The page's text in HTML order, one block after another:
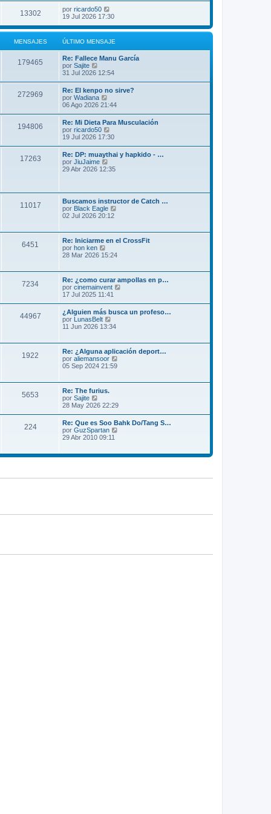
13302 por ricardo50
19 Jul 2026 17:30
MENSAJES ÚLTIMO MENSAJE
179465
Re: Fallece Manu García
por Sajite
e
l
t
i
m
o
m
e
n
s
a
j
e
31 Jul 2026 12:54
272969
Re: El kenpo no sirve?
por Wadiana
e
l
t
i
m
o
e
a
j
e
06 Ago 2026 21:44
194806
Re: Mi Dieta Para Musculación
por ricardo50
e
l
t
i
m
e
n
s
j
e
19 Jul 2026 17:30
17263
Re: DP: muaythai y hapkido - …
por JiuJaime
e
i
m
o
e
n
a
e
29 Abr 2026 12:35
11017
Buscamos instructor de Catch …
por Black Eagle
t
m
m
e
n
a
j
e
02 Jul 2026 20:12
6451
Re: Iniciarme en el CrossFit
por hon ken
e
t
i
m
o
m
e
n
a
j
e
28 Mar 2026 15:24
7234
Re: ¿como curar ampollas en p…
por cinemainvent
l
o
m
a
17 Jul 2025 11:41
44967
¿Alguien más busca un profeso…
por LunasBelt
e
l
t
i
m
m
s
a
e
11 Jun 2026 13:34
1922
Re: ¿Alguna aplicación deport…
por aliemansoor
m
o
m
a
j
05 Sep 2024 21:59
5653
Re: The furius.
por Sajite
e
ú
l
t
i
o
n
28 May 2026 22:29
224
Re: Que es Soo Bahk Do/Tang S…
por GuzSpartan
l
m
s
29 Abr 2010 09:11